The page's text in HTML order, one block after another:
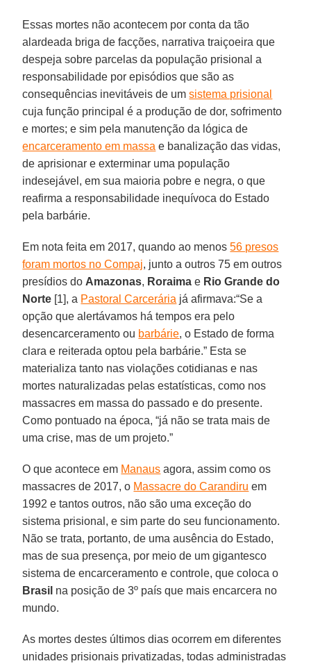
Essas mortes não acontecem por conta da tão
alardeada briga de facções, narrativa traiçoeira que
despeja sobre parcelas da população prisional a
responsabilidade por episódios que são as
consequências inevitáveis de umsistema prisional
cuja função principal é a produção de dor, sofrimento
e mortes; e sim pela manutenção da lógica de
encarceramento em massa e banalização das vidas,
de aprisionar e exterminar uma população
indesejável, em sua maioria pobre e negra, o que
reafirma a responsabilidade inequívoca do Estado
pela barbárie.
Em nota feita em 2017, quando ao menos56 presos
foram mortos no Compaj, junto a outros 75 em outros
presídios do Amazonas, Roraima e Rio Grande do
Norte [1], a Pastoral Carcerária já afirmava:“Se a
opção que alertávamos há tempos era pelo
desencarceramento ou barbárie, o Estado de forma
clara e reiterada optou pela barbárie.” Esta se
materializa tanto nas violações cotidianas e nas
mortes naturalizadas pelas estatísticas, como nos
massacres em massa do passado e do presente.
Como pontuado na época, “já não se trata mais de
uma crise, mas de um projeto.”
O que acontece em Manaus agora, assim como os
massacres de 2017, o Massacre do Carandiru em
1992 e tantos outros, não são uma exceção do
sistema prisional, e sim parte do seu funcionamento.
Não se trata, portanto, de uma ausência do Estado,
mas de sua presença, por meio de um gigantesco
sistema de encarceramento e controle, que coloca o
Brasil na posição de 3º país que mais encarcera no
mundo.
As mortes destes últimos dias ocorrem em diferentes
unidades prisionais privatizadas, todas administradas